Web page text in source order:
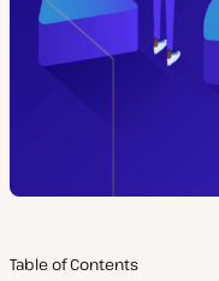
Table of Contents